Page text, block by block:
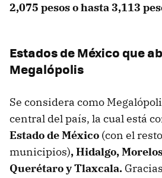
2,075 pesos o hasta3,113
Estados de México que
Megalópolis
Se considera como
central del país, la cual está
Estado de México (con el
municipios), Hidalgo,
Querétaro y Tlaxcala.